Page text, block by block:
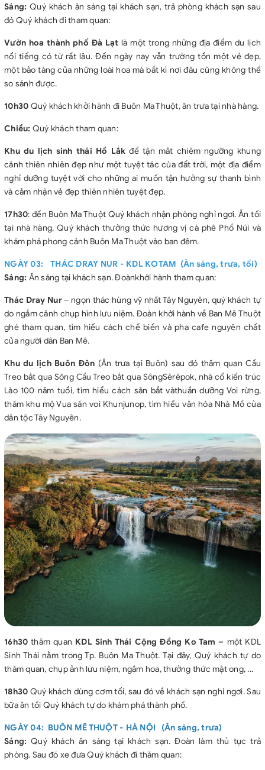
Sáng: Quý khách ăn sáng tại khách sạn, trả phòng khách sạn sau
đó Quý khách đi tham quan:
Vườn hoa thành phố Đà Lạtlà một trong những địa điểm du lịch
nổi tiếng có từ rất lâu. Đến ngày nay vẫn trường tồn một vẻ đẹp,
một bảo tàng của những loài hoa mà bất kì nơi đâu cũng không thể
so sánh được.
10h30 Quý khách khởi hành đi Buôn Ma Thuột, ăn trưa tại nhà hàng.
Chiều: Quý khách tham quan:
Khu du lịch sinh thái Hồ Lắk để tận mắt chiêm ngưỡng khung
cảnh thiên nhiên đẹp như một tuyệt tác của đất trời, một địa điểm
nghỉ dưỡng tuyệt vời cho những ai muốn tận hưởng sự thanh bình
và cảm nhận vẻ đẹp thiên nhiên tuyệt đẹp.
17h30: đến Buôn Ma Thuột Quý khách nhận phòng nghỉ ngơi. Ăn tối
tại nhà hàng, Quý khách thưởng thức hương vị cà phê Phố Núi và
khám phá phong cảnh Buôn Ma Thuột vào ban đêm.
NGÀY 03: THÁC DRAY NUR - KDL KOTAM (Ăn sáng, trưa, tối)
Sáng: Ăn sáng tại khách sạn. Đoànkhởi hành tham quan:
Thác Dray Nur– ngọn thác hùng vỹ nhất Tây Nguyên, quý khách tự
do ngắm cảnh chụp hình lưu niệm. Đoàn khởi hành về Ban Mê Thuột
ghé tham quan, tìm hiểu cách chế biến và pha cafe nguyên chất
của người dân Ban Mê.
Khu du lịch Buôn Đôn (Ăn trưa tại Buôn) sau đó thăm quan Cầu
Treo bắt qua Sông Cầu Treo bắt qua SôngSêrêpok, nhà cổ kiến trúc
Lào 100 năm tuổi, tìm hiểu cách săn bắt vàthuần dưỡng Voi rừng,
thăm khu mộ Vua săn voi Khunjunop, tìm hiểu văn hóa Nhà Mồ của
dân tộc Tây Nguyên.
16h30thăm quan KDL Sinh Thái Cộng Đồng Ko Tam – một KDL
Sinh Thái nằm trong Tp. Buôn Ma Thuột. Tại đây, Quý khách tự do
thăm quan, chụp ảnh lưu niệm, ngắm hoa, thưởng thức mật ong, ...
18h30 Quý khách dùng cơm tối, sau đó về khách sạn nghỉ ngơi. Sau
bữa ăn tối Quý khách tự do khám phá thành phố.
NGÀY 04: BUÔN MÊ THUỘT - HÀ NỘI (Ăn sáng, trưa)
Sáng: Quý khách ăn sáng tại khách sạn. Đoàn làm thủ tục trả
phòng. Sau đó xe đưa Quý khách đi thăm quan: